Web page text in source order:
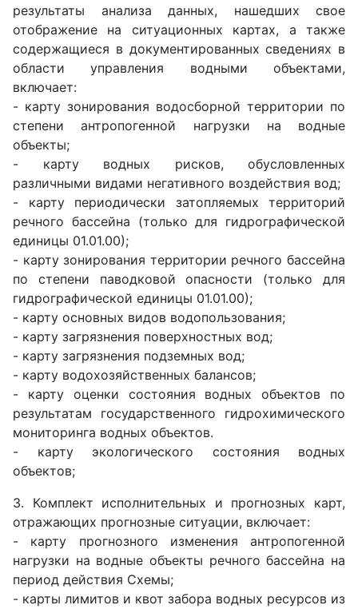
результаты анализа данных, нашедших свое
отображение на ситуационных картах, а также
содержащиеся в документированных сведениях в
области управления водными объектами,
включает:
- карту зонирования водосборной территории по
степени антропогенной нагрузки на водные
объекты;
- карту водных рисков, обусловленных
различными видами негативного воздействия вод;
- карту периодически затопляемых территорий
речного бассейна (только для гидрографической
единицы 01.01.00);
- карту зонирования территории речного бассейна
по степени паводковой опасности (только для
гидрографической единицы 01.01.00);
- карту основных видов водопользования;
- карту загрязнения поверхностных вод;
- карту загрязнения подземных вод;
- карту водохозяйственных балансов;
- карту оценки состояния водных объектов по
результатам государственного гидрохимического
мониторинга водных объектов.
- карту экологического состояния водных
объектов;
3. Комплект исполнительных и прогнозных карт,
отражающих прогнозные ситуации, включает:
- карту прогнозного изменения антропогенной
нагрузки на водные объекты речного бассейна на
период действия Схемы;
- карты лимитов и квот забора водных ресурсов из